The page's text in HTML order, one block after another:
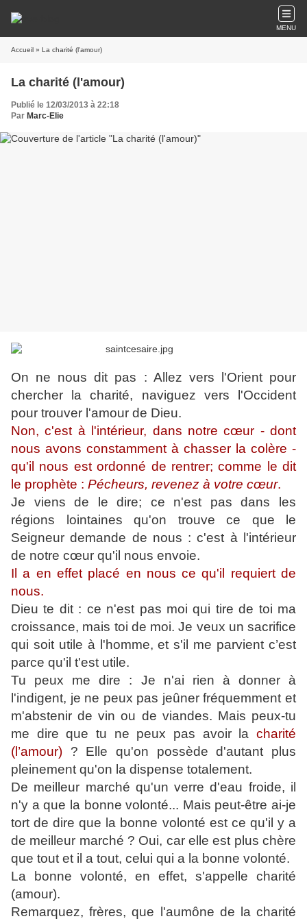
MENU
Accueil » La charité (l'amour)
La charité (l'amour)
Publié le 12/03/2013 à 22:18
Par Marc-Elie
On ne nous dit pas : Allez vers l'Orient pour
chercher la charité, naviguez vers l'Occident
pour trouver l'amour de Dieu.
Non, c'est à l'intérieur, dans notre cœur - dont
nous avons constamment à chasser la colère -
qu'il nous est ordonné de rentrer; comme le dit
le prophète : Pécheurs, revenez à votre cœur.
Je viens de le dire; ce n'est pas dans les
régions lointaines qu'on trouve ce que le
Seigneur demande de nous : c'est à l'intérieur
de notre cœur qu'il nous envoie.
Il a en effet placé en nous ce qu'il requiert de
nous.
Dieu te dit : ce n'est pas moi qui tire de toi ma
croissance, mais toi de moi. Je veux un sacrifice
qui soit utile à l'homme, et s'il me parvient c’est
parce qu'il t'est utile.
Tu peux me dire : Je n'ai rien à donner à
l'indigent, je ne peux pas jeûner fréquemment et
m'abstenir de vin ou de viandes. Mais peux-tu
me dire que tu ne peux pas avoir la charité
(l’amour) ? Elle qu'on possède d'autant plus
pleinement qu'on la dispense totalement.
De meilleur marché qu'un verre d'eau froide, il
n'y a que la bonne volonté... Mais peut-être ai-je
tort de dire que la bonne volonté est ce qu'il y a
de meilleur marché ? Oui, car elle est plus chère
que tout et il a tout, celui qui a la bonne volonté.
La bonne volonté, en effet, s'appelle charité
(amour).
Remarquez, frères, que l'aumône de la charité